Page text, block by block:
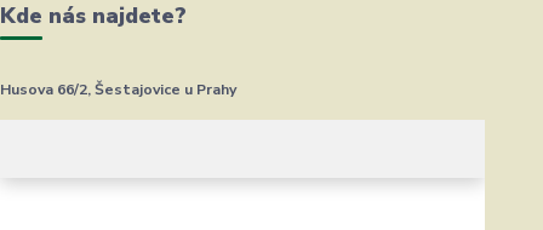
Kde nás najdete?
Husova 66/2, Šestajovice u Prahy